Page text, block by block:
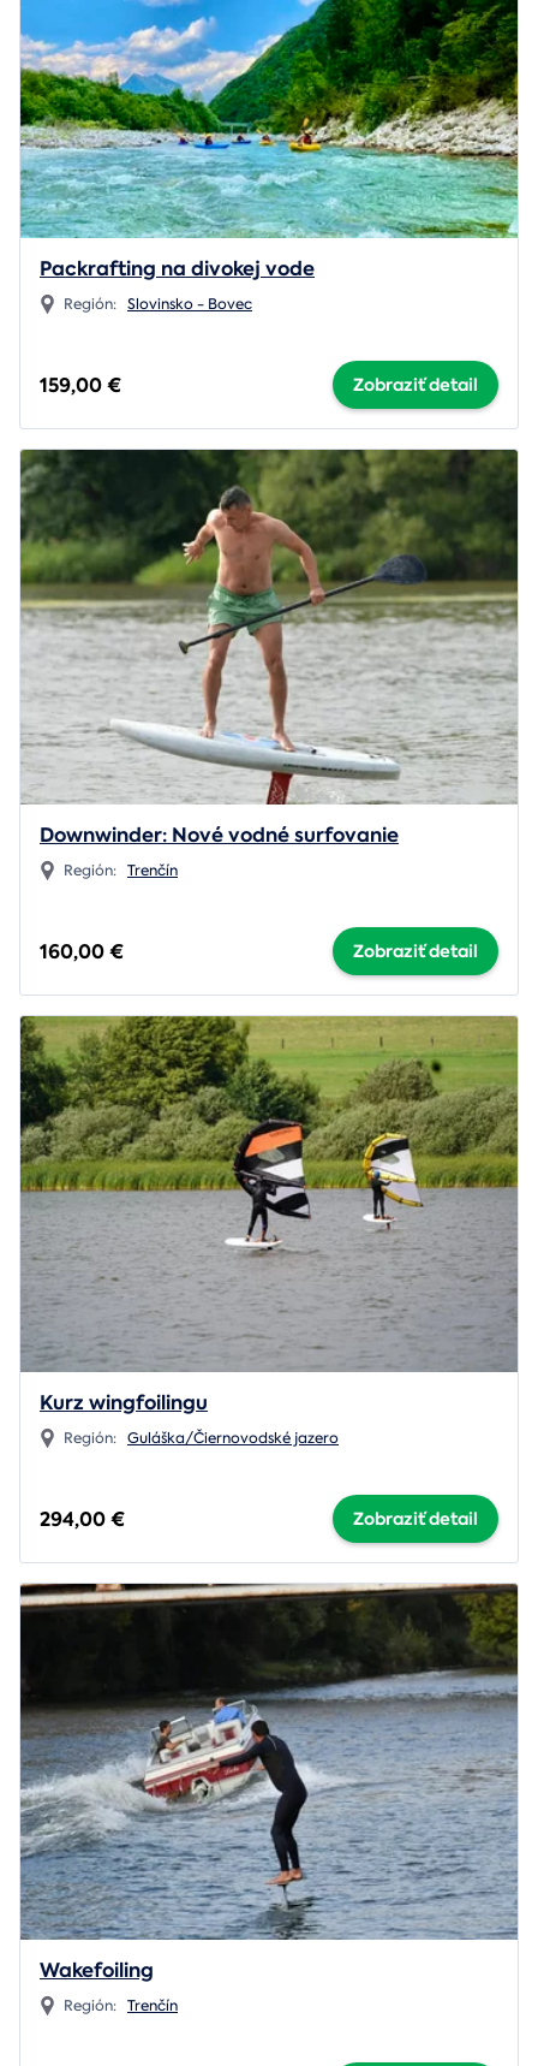
Packrafting na divokej vode
Región: Slovinsko - Bovec
159,00 € Zobraziť detail
Downwinder: Nové vodné surfovanie
Región: Trenčín
160,00 € Zobraziť detail
Kurz wingfoilingu
Región: Guláška/Čiernovodské jazero
294,00 € Zobraziť detail
Wakefoiling
Región: Trenčín